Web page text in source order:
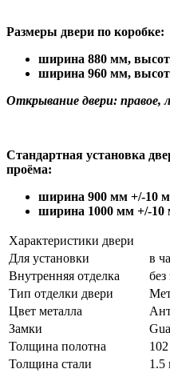
Размеры двери по коробке:
ширина 880 мм,
ширина 960 мм,
Открывание двери: правое,
Стандартная установка
проёма:
ширина 900 мм +/-10
ширина 1000 мм +/-10
Характеристики двери
Для установки
в
Внутренняя отделка
без
Тип отделки двери
Цвет металла
Замки
Толщина полотна
Толщина стали
1.5